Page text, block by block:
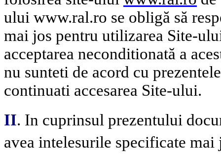
ului www.ral.ro se obligă să
mai jos pentru utilizarea Site-
acceptarea neconditionată a
nu sunteti de acord cu
continuati accesarea Site-ului.
II. In cuprinsul prezentului
avea intelesurile specificate mai